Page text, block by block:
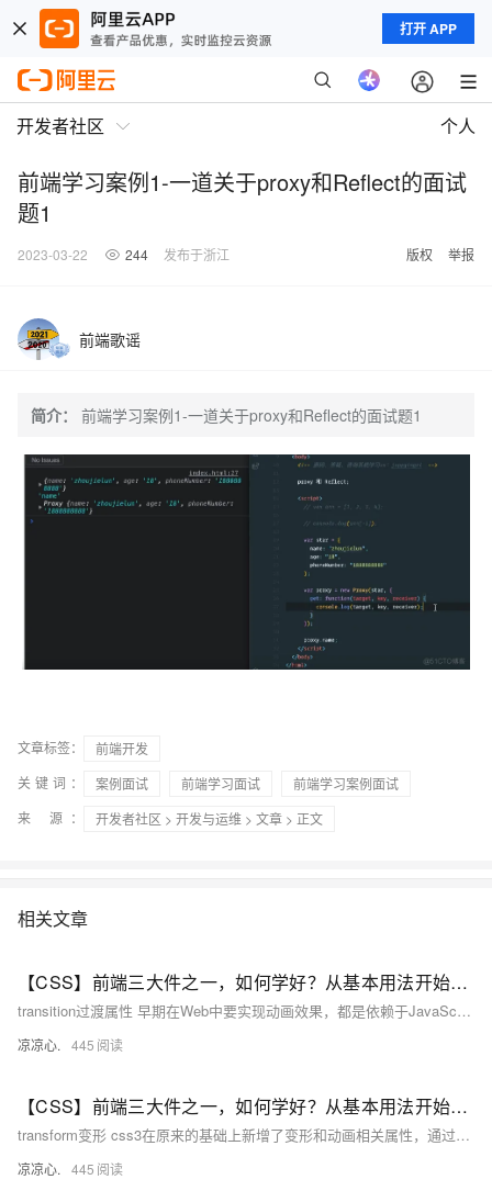
打开 APP
开发者社区 个人
前端学习案例1-一道关于proxy和Reflect的面试
题1
2023-03-22 244 发布于浙江 版权 举报
前端歌谣
简介： 前端学习案例1-一道关于proxy和Reflect的面试题1
文章标签：
前端开发
关键词：
案例面试 前端学习面试
前端学习案例面试
来 源：
开发者社区 > 开发与运维 > 文章 > 正文
相关文章
【CSS】前端三大件之一，如何学好？从基本用法开始吧！（八）：学习transition过渡属性；本文学习property模拟、duration过渡时间指定、delay时间延迟 等多个参数
transition过渡属性 早期在Web中要实现动画效果，都是依赖于JavaScript或Flash来完成。 但在CSS3中新增加了一个新的模块transition，它可以通过一些简单的CSS事件来触发元素的外观变化， 让效果显得更加细腻。简单点说，就是通过鼠标经过、获得焦点，被点击或对元素任何改变中触发， 并平滑地以动画效果改变CSS的属性值。 在CSS中创建简单的过渡效果可以从以下几个步骤来实现： 在默认样式中声明元素的初始状态样式； 声明过渡元素最终状态样式，比如悬浮状态； 在默认样式中通过添加
凉凉心. 445
【CSS】前端三大件之一，如何学好？从基本用法开始吧！（七）：学习ransform属性；本文学习 rotate旋转、scale缩放、skew扭曲、tanslate移动、matrix矩阵 多个参数
transform变形 css3在原来的基础上新增了变形和动画相关属性，通过这些属性可以实现以前需要大段JavaScript才能实现的 功能。 CSS3的变形功能可以对HTML组件执行位移、旋转、缩放、倾斜4种几何变换，这样的变换可以控制HTML组件 呈现出丰富的外观。 借助于位移、旋转、缩放、倾斜这4种几何变换，CSS3提供了transition动画。 transition动画比较简单，只要指定HTML组件的哪些CSS属性需要使用动画效果来执行变化，并指定动画时间，就可保证动画播放。 比transitio
凉凉心. 445